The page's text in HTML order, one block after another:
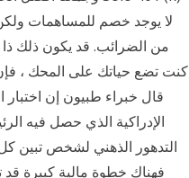
من الضرائب. قد يكون ذلك ذا
كنت تضع حياتك على المحك ،
الإدراكية الذي حصل فيه
التدهور الذهني لشخص تبين